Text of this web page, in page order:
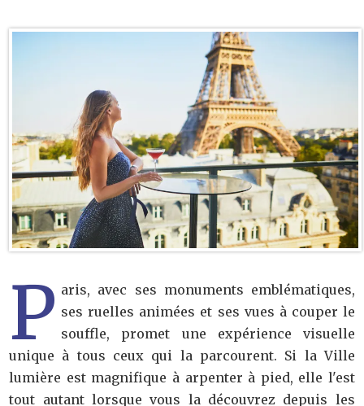
P aris, avec ses monuments emblématiques,
ses ruelles animées et ses vues à couper le
souffle, promet une expérience visuelle
unique à tous ceux qui la parcourent. Si la Ville
lumière est magnifique à arpenter à pied, elle l'est
tout autant lorsque vous la découvrez depuis les